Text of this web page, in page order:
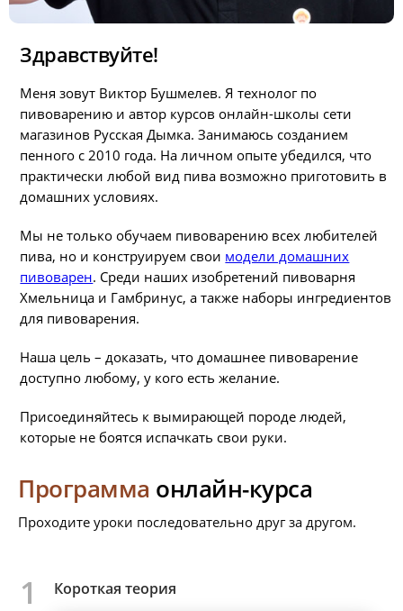
Здравствуйте!
Меня зовут Виктор Бушмелев. Я технолог по
пивоварению и автор курсов онлайн-школы сети
магазинов Русская Дымка. Занимаюсь созданием
пенного с 2010 года. На личном опыте убедился, что
практически любой вид пива возможно приготовить в
домашних условиях.
Мы не только обучаем пивоварению всех любителей
пива, но и конструируем свои модели домашних
пивоварен. Среди наших изобретений пивоварня
Хмельница и Гамбринус, а также наборы ингредиентов
для пивоварения.
Наша цель – доказать, что домашнее пивоварение
доступно любому, у кого есть желание.
Присоединяйтесь к вымирающей породе людей,
которые не боятся испачкать свои руки.
Программа онлайн-курса
Проходите уроки последовательно друг за другом.
1 Короткая теория